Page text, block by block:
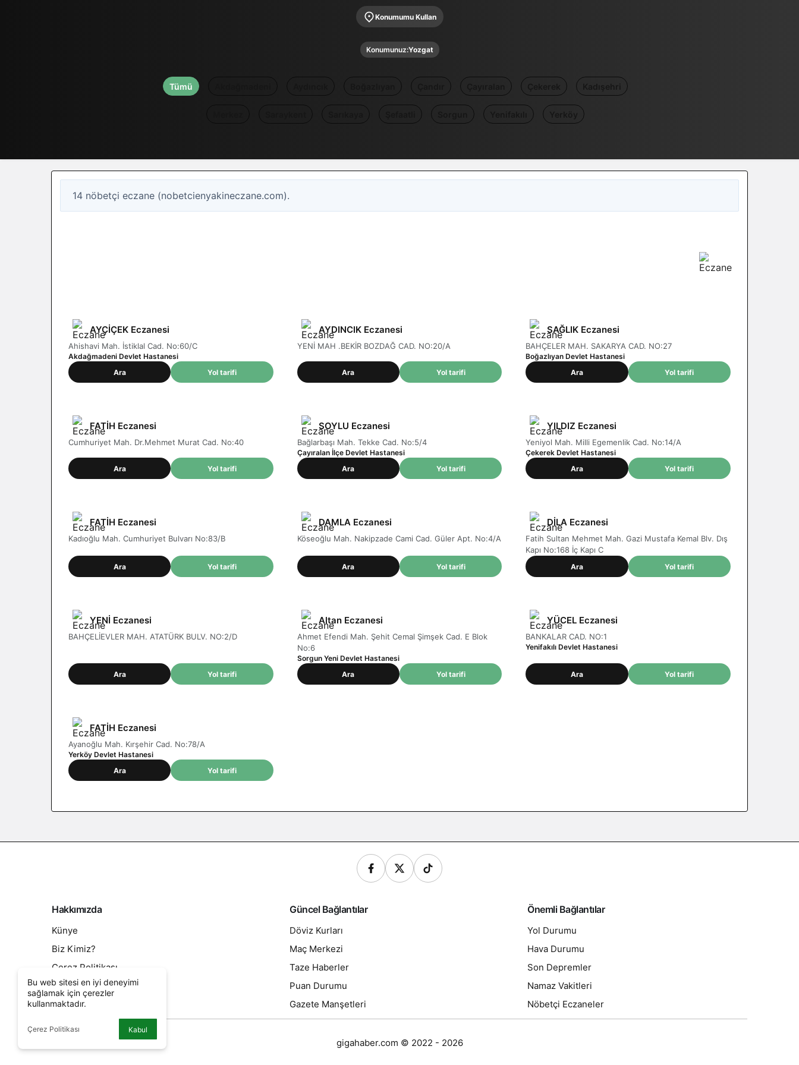
Konumumu Kullan
Konumunuz:Yozgat
Tümü
14 nöbetçi eczane (nobetcienyakineczane.com).
AYÇİÇEK Eczanesi
Ahishavi Mah. İstiklal Cad. No:60/C
Akdağmadeni Devlet Hastanesi
Ara
Yol tarifi
AYDINCIK Eczanesi
YENİ MAH .BEKİR BOZDAĞ CAD. NO:20/A
Ara Yol tarifi
SAĞLIK Eczanesi
BAHÇELER MAH. SAKARYA CAD. NO:27
Boğazlıyan Devlet Hastanesi
Ara
Yol tarifi
FATİH Eczanesi
Cumhuriyet Mah. Dr.Mehmet Murat Cad. No:40
Ara Yol tarifi
SOYLU Eczanesi
Bağlarbaşı Mah. Tekke Cad. No:5/4
Çayıralan İlçe Devlet Hastanesi
Ara
Yol tarifi
YILDIZ Eczanesi
Yeniyol Mah. Milli Egemenlik Cad. No:14/A
Çekerek Devlet Hastanesi
Ara
Yol tarifi
FATİH Eczanesi
Kadıoğlu Mah. Cumhuriyet Bulvarı No:83/B
Ara Yol tarifi
DAMLA Eczanesi
Köseoğlu Mah. Nakipzade Cami Cad. Güler Apt. No:4/A
Ara Yol tarifi
DİLA Eczanesi
Fatih Sultan Mehmet Mah. Gazi Mustafa Kemal Blv. Dış
Kapı No:168 İç Kapı C
Ara Yol tarifi
YENİ Eczanesi
BAHÇELİEVLER MAH. ATATÜRK BULV. NO:2/D
Ara Yol tarifi
Altan Eczanesi
Ahmet Efendi Mah. Şehit Cemal Şimşek Cad. E Blok
No:6
Sorgun Yeni Devlet Hastanesi
Ara
Yol tarifi
YÜCEL Eczanesi
BANKALAR CAD. NO:1
Yenifakılı Devlet Hastanesi
Ara Yol tarifi
FATİH Eczanesi
Ayanoğlu Mah. Kırşehir Cad. No:78/A
Yerköy Devlet Hastanesi
Ara
Yol tarifi
Bu web sitesi en iyi deneyimi
sağlamak için çerezler
kullanmaktadır.
Çerez Politikası Kabul
Hakkımızda
Künye
Biz Kimiz?
Çerez Politikası
Kullanım Sözleşmesi
Sıkça Sorulan Sorular
Güncel Bağlantılar
Döviz Kurları
Maç Merkezi
Taze Haberler
Puan Durumu
Gazete Manşetleri
Önemli Bağlantılar
Yol Durumu
Hava Durumu
Son Depremler
Namaz Vakitleri
Nöbetçi Eczaneler
gigahaber.com © 2022 - 2026